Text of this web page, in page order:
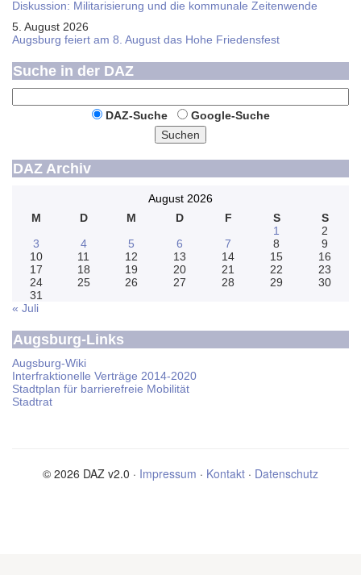
Diskussion: Mi­li­ta­ri­sie­rung und die kommunale Zeitenwende
5. August 2026
Augsburg feiert am 8. August das Hohe Friedensfest
Suche in der DAZ
DAZ-Suche
Google-Suche
Suchen
DAZ Archiv
August 2026
M
D M D F S
S
1
2
3
4 5 6 7 8
9
10
11 12 13 14 15
16
17
18 19 20 21 22
23
24
25 26 27 28 29
30
31
« Juli
Augsburg-Links
Augsburg-Wiki
Interfraktionelle Verträge 2014-2020
Stadtplan für barrierefreie Mobilität
Stadtrat
© 2026 DAZ v2.0 · Impressum · Kontakt · Datenschutz